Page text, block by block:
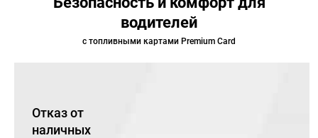
водителей
с топливными картами Premium Card
Отказ от
наличных